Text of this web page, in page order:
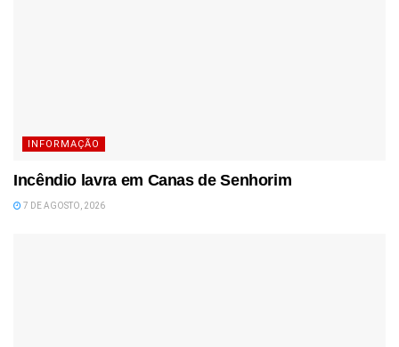
INFORMAÇÃO
Incêndio lavra em Canas de Senhorim
7 DE AGOSTO, 2026